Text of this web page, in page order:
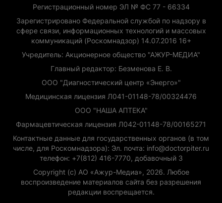
Регистрационный номер ЭЛ № ФС 77 - 66334
Зарегистрировано Федеральной службой по надзору в
сфере связи, информационных технологий и массовых
коммуникаций (Роскомнадзор) 14.07.2016 16+
Учредитель: Акционерное общество "АЖУР-МЕДИА"
Главный редактор: Безменова Е. В.
ООО "Диагностический центр «Энерго»"
Медицинская лицензия Л041-01148-78/00324476
ООО "НАША АПТЕКА"
Фармацевтическая лицензия Л042-01148-78/00165271
Контактные данные для государственных органов (в том
числе, для Роскомнадзора): Эл. почта: info@doctorpiter.ru
телефон: +7(812) 416-7770, добавочный 3
Copyright (с) АО «Ажур-Медиа», 2026. Любое
воспроизведение материалов сайта без разрешения
редакции воспрещается.